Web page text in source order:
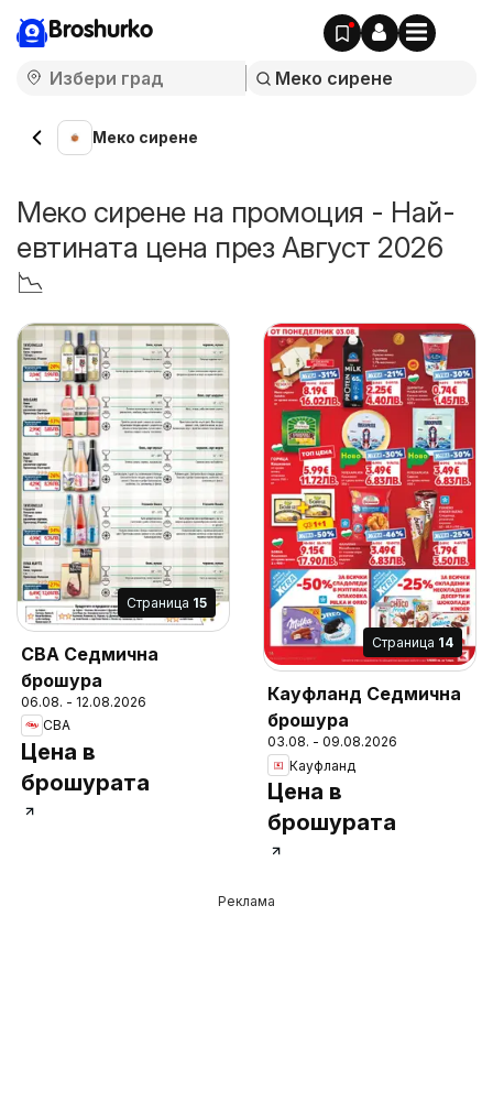
Broshurko
Меко сирене
Меко сирене на промоция - Най-
евтината цена през Август 2026
📉
Cтраница 15
CBA Седмична
брошура
06.08. - 12.08.2026
CBA
Цена в
брошурата
Cтраница 14
Кауфланд Седмична
брошура
03.08. - 09.08.2026
Кауфланд
Цена в
брошурата
Реклама